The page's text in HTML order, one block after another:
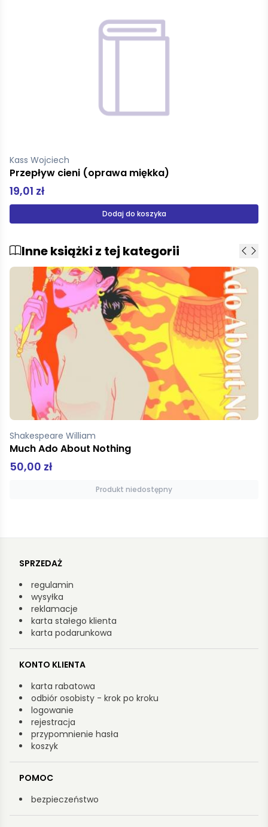
Jeleń Thorwaldsena
Inne książki z tej kategorii
Nothing
SPRZEDAŻ
regulamin
wysyłka
reklamacje
karta stałego klienta
karta podarunkowa
KONTO KLIENTA
karta rabatowa
odbiór osobisty - krok po kroku
logowanie
rejestracja
przypomnienie hasła
koszyk
POMOC
bezpieczeństwo